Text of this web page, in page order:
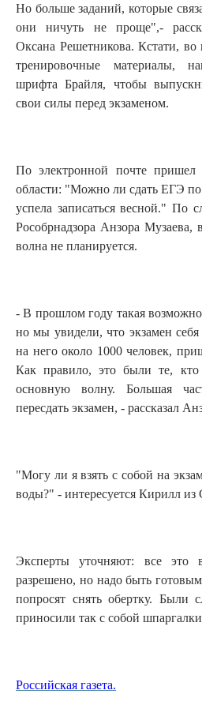
Но больше заданий, которые
они ничуть не проще",-
Оксана Решетникова. Кстати, во
тренировочные материалы,
шрифта Брайля, чтобы
свои силы перед экзаменом.
По электронной почте пришел
области: "Можно ли сдать ЕГЭ
успела записаться весной." По
Рособрнадзора Анзора Музаева,
волна не планируется.
- В прошлом году такая
но мы увидели, что экзамен себя
на него около 1000 человек,
Как правило, это были те,
основную волну. Большая
пересдать экзамен, - рассказал
"Могу ли я взять с собой на
воды?" - интересуется Кирилл из
Эксперты уточняют: все
разрешено, но надо быть
попросят снять обертку. Были
приносили так с собой
Российская газета.